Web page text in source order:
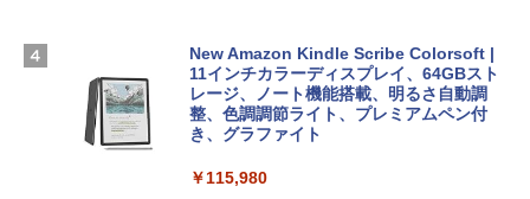
13インチノートブック：AIとApple Intell
igence、13.6インチLiquid Retinaディ
スプレイ、16GBユニファイドメモリ、1
TB SSDストレージ、12MPセンターフレ
ームカメラ、日本語キーボード、Touch I
ows11、10/mac対応|PC2台
￥39,582
【限定バーチャルアイテムを含む】 【オ
￥480
FM TOWNS ハイパー・カタログ: 本体ハ
ェクトリストと最新エミュレータ紹介
New Amazon Kindle Scribe Colorsoft |
11インチカラーディスプレイ、64GBスト
レージ、ノート機能搭載、明るさ自動調
整、色調調節ライト、プレミアムペン付
き、グラファイト
￥115,980